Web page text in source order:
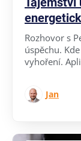
Rozhovor s
úspěchu.
vyhoření.
Jan